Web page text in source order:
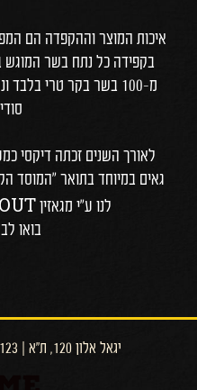
איכות המוצר וההקפדה הם
בקפידה כל נתח בשר המוגש
מ-100 בשר בקר טרי
לאורך השנים זכתה דיקסי
גאים במיוחד בתואר "המוסד
לנו ע"י מגאזין
בואו
יגאל אלון 120, ת"א | 03-6966123 |